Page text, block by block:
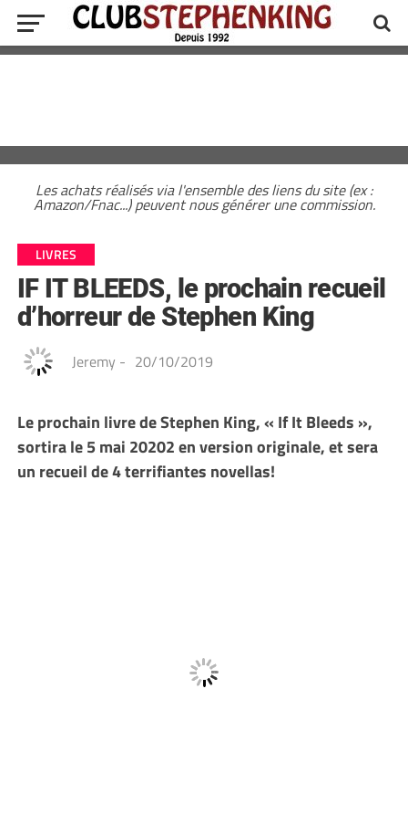
Les achats réalisés via l'ensemble des liens du site (ex :
Amazon/Fnac...) peuvent nous générer une commission.
LIVRES
IF IT BLEEDS, le prochain recueil
d’horreur de Stephen King
Jeremy - 20/10/2019
Le prochain livre de Stephen King, « If It Bleeds »,
sortira le 5 mai 20202 en version originale, et sera
un recueil de 4 terrifiantes novellas!